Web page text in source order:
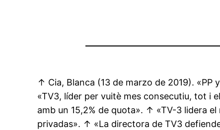
↑ Cia, Blanca (13 de marzo de 2019). «PP
«TV3, líder per vuitè mes consecutiu, tot i
amb un 15,2% de quota». ↑ «TV-3 lidera
privadas». ↑ «La directora de TV3